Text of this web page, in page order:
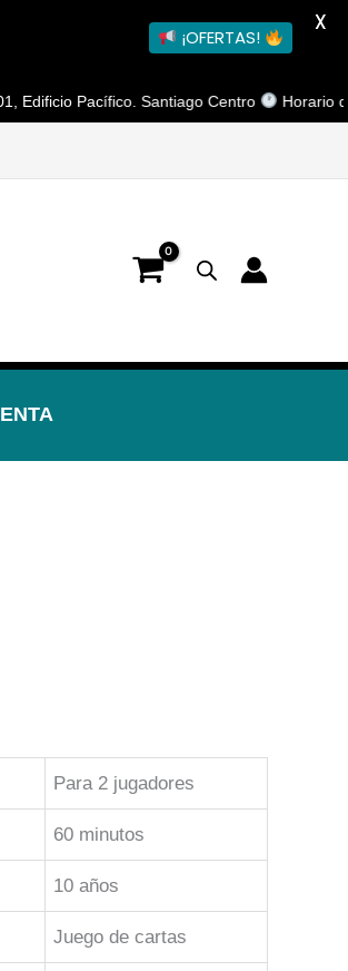
Santiago Centro Horario de
Para 2 jugadores
60 minutos
10 años
Juego de cartas
¡OFERTAS!
X